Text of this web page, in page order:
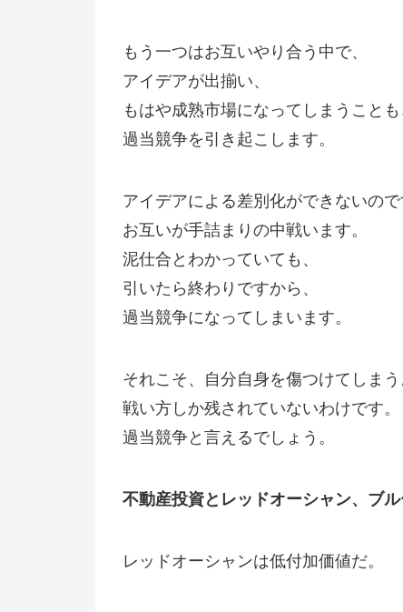
もう一つはお互いやり合う中で、
アイデアが出揃い、
もはや成熟市場になってしまうことも
過当競争を引き起こします。
アイデアによる差別化ができないので
お互いが手詰まりの中戦います。
泥仕合とわかっていても、
引いたら終わりですから、
過当競争になってしまいます。
それこそ、自分自身を傷つけてしまう
戦い方しか残されていないわけです。
過当競争と言えるでしょう。
不動産投資とレッドオーシャン、ブ
レッドオーシャンは低付加価値だ。